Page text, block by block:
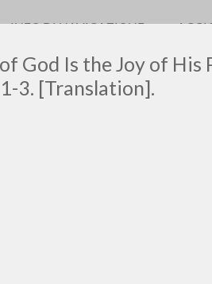
God Is the Joy of His
3. [Translation].
INFO DI NAVIGAZIONE